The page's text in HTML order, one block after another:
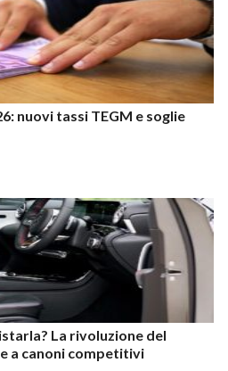
nuovi tassi TEGM e soglie
La rivoluzione del
a canoni competitivi